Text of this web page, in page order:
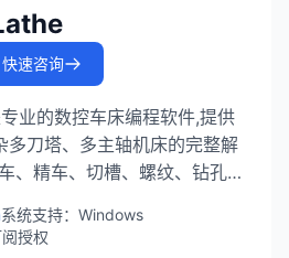
快速咨询
业的数控车床编程软件,提供
多刀塔、多主轴机床的完整解
、精车、切槽、螺纹、钻孔等
化刀具路径和强大的仿真功能
系统支持：Windows
授权